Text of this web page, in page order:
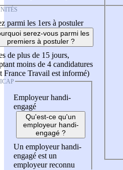
parmi les 1ers à postuler
serez-vous parmi les
premiers à postuler ?
de plus de 15 jours,
moins de 4 candidatures
France Travail est informé)
Employeur handi-
engagé
Qu'est-ce qu'un
employeur handi-
engagé ?
Un employeur handi-
engagé est un
employeur reconnu